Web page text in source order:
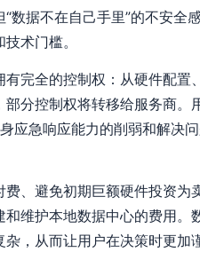
据不在自己手里”的不安全
术门槛。
完全的控制权：从硬件配置
分控制权将转移给服务商。
应急响应能力的削弱和解决
、避免初期巨额硬件投资为
维护本地数据中心的费用。
，从而让用户在决策时更加